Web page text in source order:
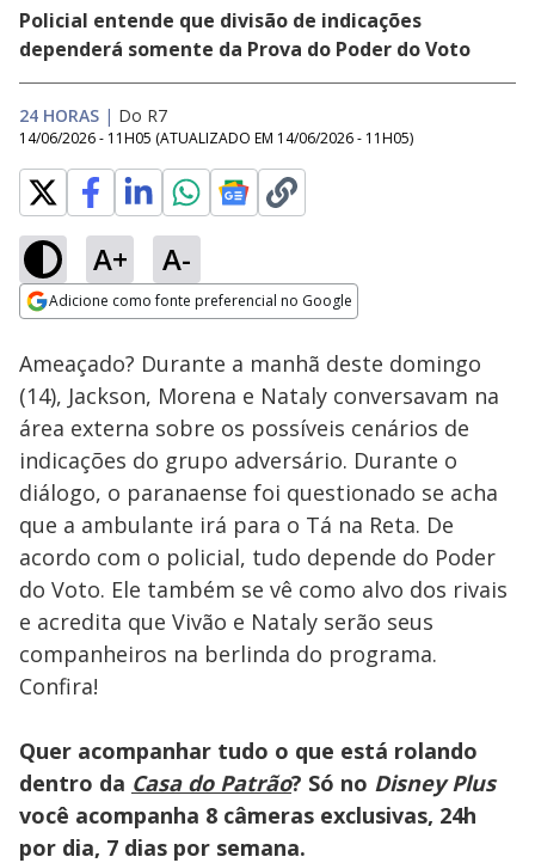
Policial entende que divisão de indicações
dependerá somente da Prova do Poder do Voto
24 HORAS | Do R7
14/06/2026 - 11H05 (ATUALIZADO EM 14/06/2026 - 11H05)
A+ A-
Adicione como fonte preferencial no Google
Ativar
Loaded
27.03%
Ameaçado? Durante a manhã deste domingo
(14), Jackson, Morena e Nataly conversavam na
área externa sobre os possíveis cenários de
indicações do grupo adversário. Durante o
diálogo, o paranaense foi questionado se acha
que a ambulante irá para o Tá na Reta. De
acordo com o policial, tudo depende do Poder
do Voto. Ele também se vê como alvo dos rivais
e acredita que Vivão e Nataly serão seus
companheiros na berlinda do programa.
Confira!
Quer acompanhar tudo o que está rolando
dentro da Casa do Patrão? Só no Disney Plus
você acompanha 8 câmeras exclusivas, 24h
por dia, 7 dias por semana.